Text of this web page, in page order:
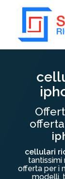
offerta
cellulari
tantissimi
offerta per i
modelli,